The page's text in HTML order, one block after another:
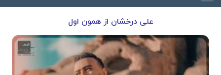
علی درخشان از همون اول